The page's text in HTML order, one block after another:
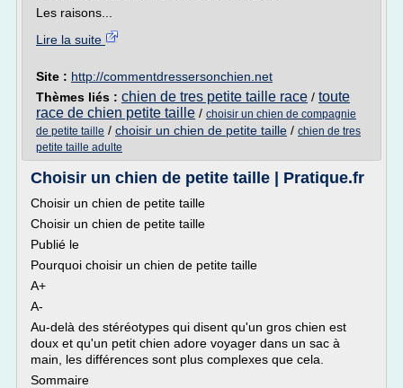
Les raisons...
Lire la suite
Site : http://commentdressersonchien.net
Thèmes liés : chien de tres petite taille race / toute
race de chien petite taille / choisir un chien de compagnie
de petite taille / choisir un chien de petite taille / chien de tres
petite taille adulte
Choisir un chien de petite taille | Pratique.fr
Choisir un chien de petite taille
Choisir un chien de petite taille
Publié le
Pourquoi choisir un chien de petite taille
A+
A-
Au-delà des stéréotypes qui disent qu'un gros chien est
doux et qu'un petit chien adore voyager dans un sac à
main, les différences sont plus complexes que cela.
Sommaire